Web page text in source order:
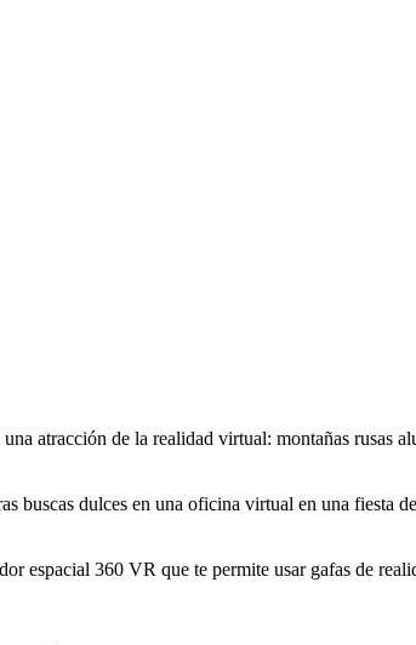
atracción de la realidad virtual: montañas rusas
dulces en una oficina virtual en una fiesta
espacial 360 VR que te permite usar gafas de